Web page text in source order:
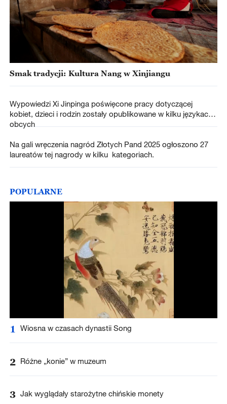
Smak tradycji: Kultura Nang w Xinjiangu
Wypowiedzi Xi Jinpinga poświęcone pracy dotyczącej
kobiet, dzieci i rodzin zostały opublikowane w kilku językach
obcych
Na gali wręczenia nagród Złotych Pand 2025 ogłoszono 27
laureatów tej nagrody w kilku kategoriach.
POPULARNE
1 Wiosna w czasach dynastii Song
2 Różne „konie” w muzeum
3 Jak wyglądały starożytne chińskie monety